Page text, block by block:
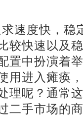
速度快，稳
较快速以及
置中扮演着
用进入瘫痪
理呢？通常
二手市场的